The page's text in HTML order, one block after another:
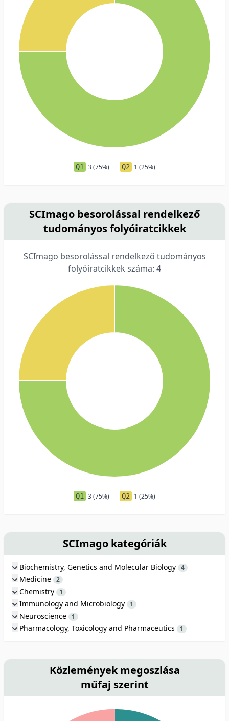
Q1 3 (75%) Q2 1 (25%)
SCImago besorolással rendelkező
tudományos folyóiratcikkek
SCImago besorolással rendelkező tudományos
folyóiratcikkek száma: 4
Q1 3 (75%) Q2 1 (25%)
SCImago kategóriák
Biochemistry, Genetics and Molecular Biology 4
Medicine 2
Chemistry 1
Immunology and Microbiology 1
Neuroscience 1
Pharmacology, Toxicology and Pharmaceutics 1
Közlemények megoszlása
műfaj szerint